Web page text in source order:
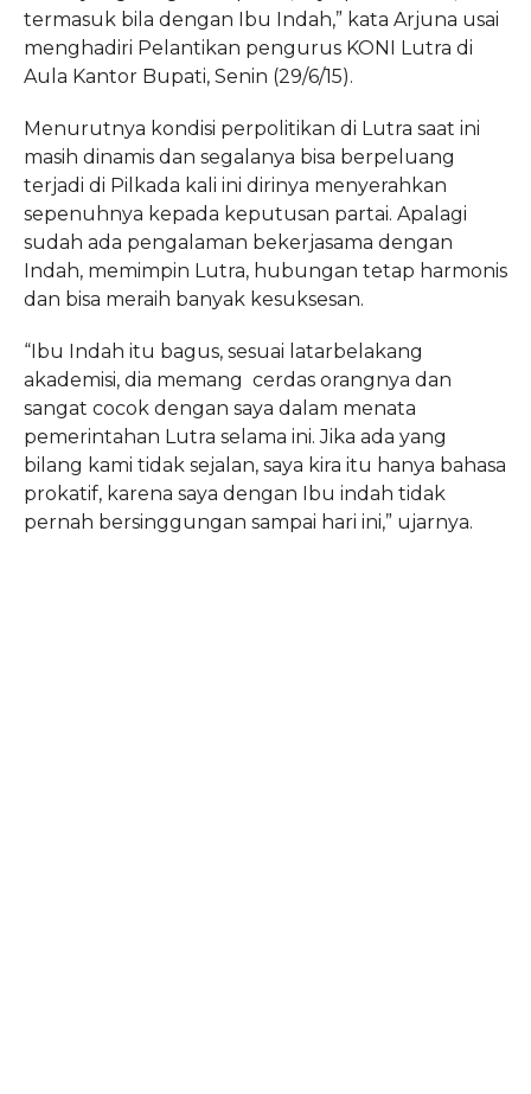
termasuk bila dengan Ibu Indah,” kata Arjuna usai
menghadiri Pelantikan pengurus KONI Lutra di
Aula Kantor Bupati, Senin (29/6/15).
Menurutnya kondisi perpolitikan di Lutra saat ini
masih dinamis dan segalanya bisa berpeluang
terjadi di Pilkada kali ini dirinya menyerahkan
sepenuhnya kepada keputusan partai. Apalagi
sudah ada pengalaman bekerjasama dengan
Indah, memimpin Lutra, hubungan tetap harmonis
dan bisa meraih banyak kesuksesan.
“Ibu Indah itu bagus, sesuai latarbelakang
akademisi, dia memang cerdas orangnya dan
sangat cocok dengan saya dalam menata
pemerintahan Lutra selama ini. Jika ada yang
bilang kami tidak sejalan, saya kira itu hanya bahasa
prokatif, karena saya dengan Ibu indah tidak
pernah bersinggungan sampai hari ini,” ujarnya.